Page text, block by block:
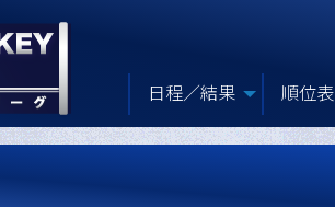
日程／結果 順位表